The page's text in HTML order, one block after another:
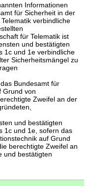
Informationen
für Sicherheit in der
verbindliche
für Telematik ist
und bestätigten
1c und 1e verbindliche
Sicherheitsmängel zu
Bundesamt für
Grund von
Zweifel an der
und bestätigten
1c und 1e, sofern das
auf Grund
berechtigte Zweifel an
und bestätigten